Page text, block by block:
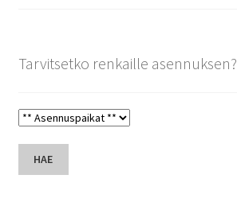
Tarvitsetko renkaille asennuksen?
HAE